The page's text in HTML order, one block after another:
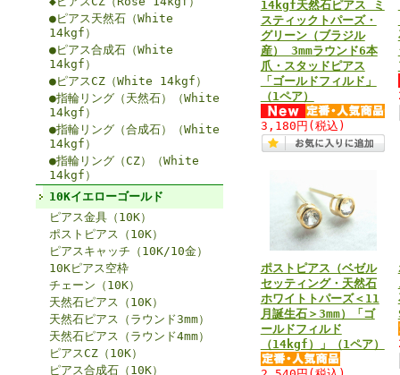
●ピアス天然石（White
14kgf）
●ピアス合成石（White
14kgf）
●ピアスCZ（White 14kgf）
●指輪リング（天然石）（White
14kgf）
●指輪リング（合成石）（White
14kgf）
●指輪リング（CZ）（White
14kgf）
10Kイエローゴールド
ピアス金具（10K）
ポストピアス（10K）
ピアスキャッチ（10K/10金）
10Kピアス空枠
チェーン（10K）
天然石ピアス（10K）
天然石ピアス（ラウンド3mm）
天然石ピアス（ラウンド4mm）
ピアスCZ（10K）
ピアス合成石（10K）
14kgf天然石ピアス ミ
スティックトパーズ・
グリーン（ブラジル
産） 3mmラウンド6本
爪・スタッドピアス
「ゴールドフィルド」
（1ペア）
3,180円 (税込)
ポストピアス（ベゼル
セッティング・天然石
ホワイトトパーズ＜11
月誕生石＞3mm）「ゴ
ールドフィルド
（14kgf）」（1ペア）